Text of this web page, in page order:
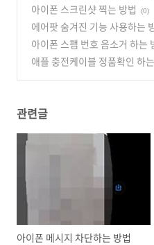
아이폰 스크린샷 찍는 방법 (0)
에어팟 숨겨진 기능 사용하는
아이폰 스팸 번호 음소거 하는
애플 충전케이블 정품확인 하
관련글
아이폰 메시지 차단하는 방법